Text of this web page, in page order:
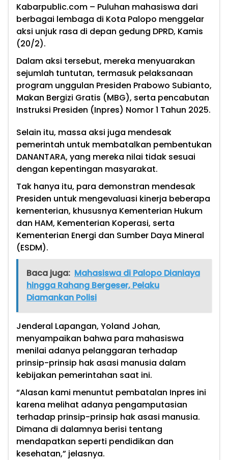
Kabarpublic.com – Puluhan mahasiswa dari
berbagai lembaga di Kota Palopo menggelar
aksi unjuk rasa di depan gedung DPRD, Kamis
(20/2).
Dalam aksi tersebut, mereka menyuarakan
sejumlah tuntutan, termasuk pelaksanaan
program unggulan Presiden Prabowo Subianto,
Makan Bergizi Gratis (MBG), serta pencabutan
Instruksi Presiden (Inpres) Nomor 1 Tahun 2025.
Selain itu, massa aksi juga mendesak
pemerintah untuk membatalkan pembentukan
DANANTARA, yang mereka nilai tidak sesuai
dengan kepentingan masyarakat.
Tak hanya itu, para demonstran mendesak
Presiden untuk mengevaluasi kinerja beberapa
kementerian, khususnya Kementerian Hukum
dan HAM, Kementerian Koperasi, serta
Kementerian Energi dan Sumber Daya Mineral
(ESDM).
Baca juga: Mahasiswa di Palopo Dianiaya
hingga Rahang Bergeser, Pelaku
Diamankan Polisi
Jenderal Lapangan, Yoland Johan,
menyampaikan bahwa para mahasiswa
menilai adanya pelanggaran terhadap
prinsip-prinsip hak asasi manusia dalam
kebijakan pemerintahan saat ini.
“Alasan kami menuntut pembatalan Inpres ini
karena melihat adanya pengamputasian
terhadap prinsip-prinsip hak asasi manusia.
Dimana di dalamnya berisi tentang
mendapatkan seperti pendidikan dan
kesehatan,” jelasnya.